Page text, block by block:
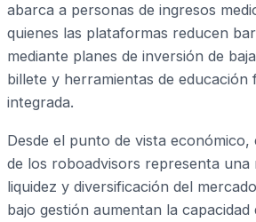
abarca a personas de ingresos
quienes las plataformas reducen
mediante planes de inversión de
billete y herramientas de educación
integrada.
Desde el punto de vista económico,
de los roboadvisors representa una
liquidez y diversificación del
bajo gestión aumentan la capacidad